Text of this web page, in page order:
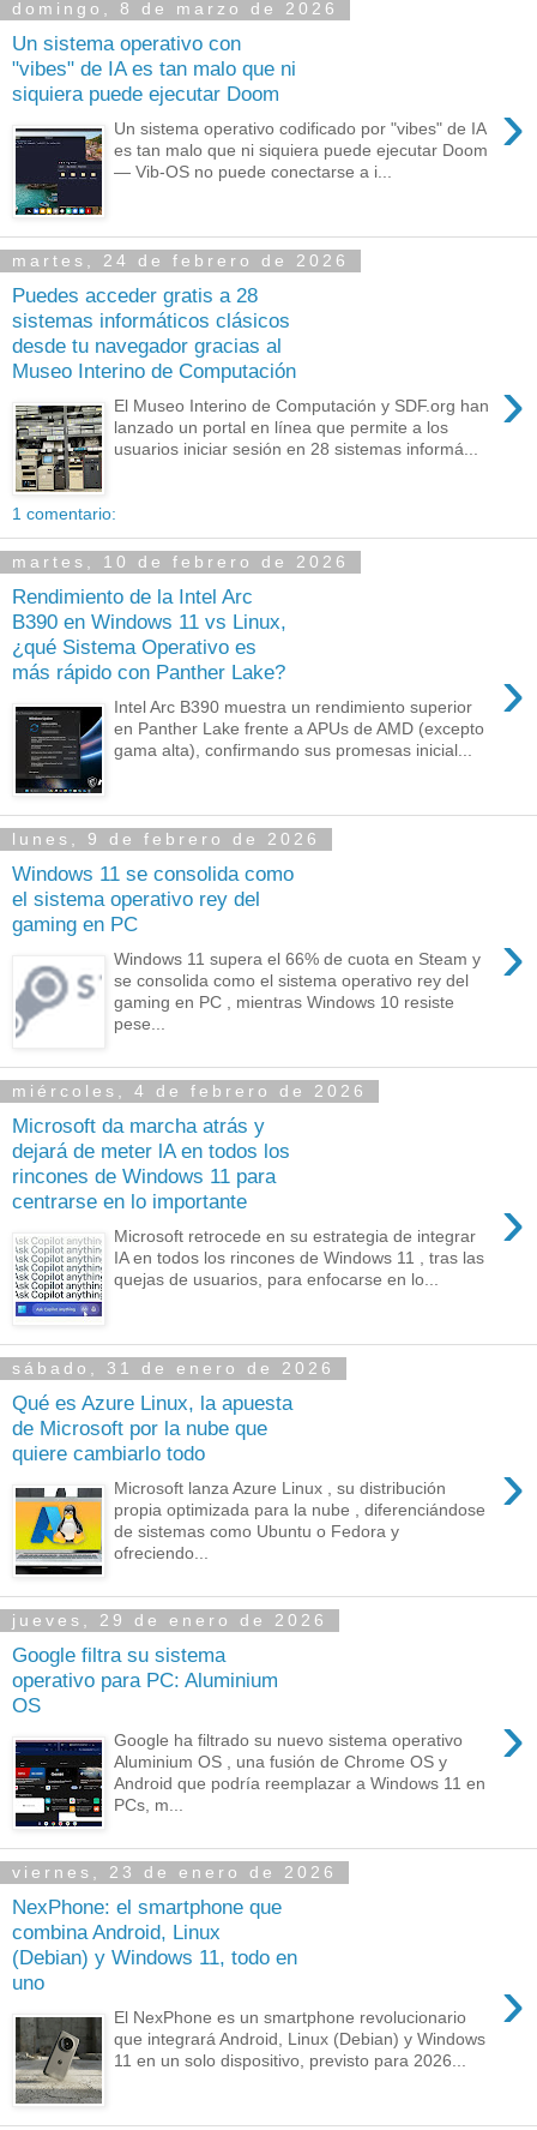
domingo, 8 de marzo de 2026
Un sistema operativo con
"vibes" de IA es tan malo que ni
siquiera puede ejecutar Doom
›
Un sistema operativo codificado por "vibes" de IA
es tan malo que ni siquiera puede ejecutar Doom
— Vib-OS no puede conectarse a i...
martes, 24 de febrero de 2026
Puedes acceder gratis a 28
sistemas informáticos clásicos
desde tu navegador gracias al
Museo Interino de Computación
›
El Museo Interino de Computación y SDF.org han
lanzado un portal en línea que permite a los
usuarios iniciar sesión en 28 sistemas informá...
1 comentario:
martes, 10 de febrero de 2026
Rendimiento de la Intel Arc
B390 en Windows 11 vs Linux,
¿qué Sistema Operativo es
más rápido con Panther Lake?
›
Intel Arc B390 muestra un rendimiento superior
en Panther Lake frente a APUs de AMD (excepto
gama alta), confirmando sus promesas inicial...
lunes, 9 de febrero de 2026
Windows 11 se consolida como
el sistema operativo rey del
gaming en PC
›
Windows 11 supera el 66% de cuota en Steam y
se consolida como el sistema operativo rey del
gaming en PC , mientras Windows 10 resiste
pese...
miércoles, 4 de febrero de 2026
Microsoft da marcha atrás y
dejará de meter lA en todos los
rincones de Windows 11 para
centrarse en lo importante
›
Microsoft retrocede en su estrategia de integrar
IA en todos los rincones de Windows 11 , tras las
quejas de usuarios, para enfocarse en lo...
sábado, 31 de enero de 2026
Qué es Azure Linux, la apuesta
de Microsoft por la nube que
quiere cambiarlo todo
›
Microsoft lanza Azure Linux , su distribución
propia optimizada para la nube , diferenciándose
de sistemas como Ubuntu o Fedora y
ofreciendo...
jueves, 29 de enero de 2026
Google filtra su sistema
operativo para PC: Aluminium
OS
›
Google ha filtrado su nuevo sistema operativo
Aluminium OS , una fusión de Chrome OS y
Android que podría reemplazar a Windows 11 en
PCs, m...
viernes, 23 de enero de 2026
NexPhone: el smartphone que
combina Android, Linux
(Debian) y Windows 11, todo en
uno
›
El NexPhone es un smartphone revolucionario
que integrará Android, Linux (Debian) y Windows
11 en un solo dispositivo, previsto para 2026...